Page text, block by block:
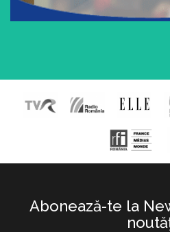
Abonează-te la